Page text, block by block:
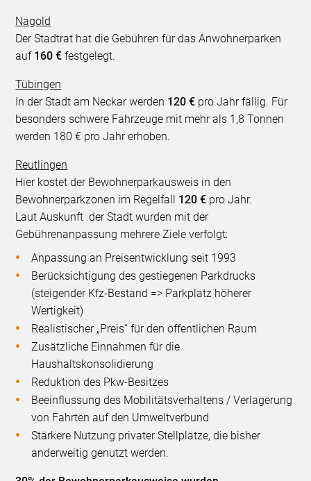
Nagold
Der Stadtrat hat die Gebühren für das Anwohnerparken
auf 160 € festgelegt.
Tübingen
In der Stadt am Neckar werden 120 € pro Jahr fällig. Für
besonders schwere Fahrzeuge mit mehr als 1,8 Tonnen
werden 180 € pro Jahr erhoben.
Reutlingen
Hier kostet der Bewohnerparkausweis in den
Bewohnerparkzonen im Regelfall 120 € pro Jahr.
Laut Auskunft der Stadt wurden mit der
Gebührenanpassung mehrere Ziele verfolgt:
Anpassung an Preisentwicklung seit 1993
Berücksichtigung des gestiegenen Parkdrucks
(steigender Kfz-Bestand => Parkplatz höherer
Wertigkeit)
Realistischer „Preis“ für den öffentlichen Raum
Zusätzliche Einnahmen für die
Haushaltskonsolidierung
Reduktion des Pkw-Besitzes
Beeinflussung des Mobilitätsverhaltens / Verlagerung
von Fahrten auf den Umweltverbund
Stärkere Nutzung privater Stellplätze, die bisher
anderweitig genutzt werden.